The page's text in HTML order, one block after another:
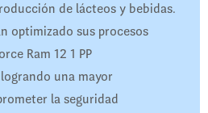
de lácteos y bebidas.
optimizado sus procesos
Ram 12 1 PP
una mayor
la seguridad